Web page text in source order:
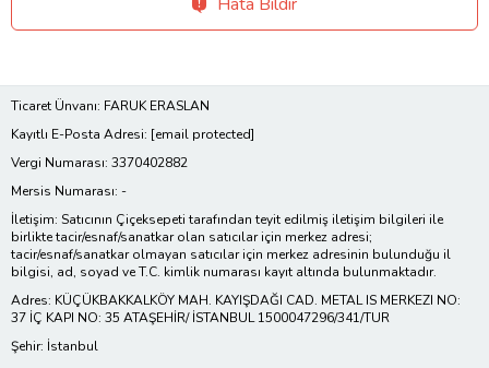
Ticaret Ünvanı: FARUK ERASLAN
Kayıtlı E-Posta Adresi: [email protected]
Vergi Numarası: 3370402882
Mersis Numarası: -
İletişim: Satıcının Çiçeksepeti tarafından teyit edilmiş iletişim bilgileri ile
birlikte tacir/esnaf/sanatkar olan satıcılar için merkez adresi;
tacir/esnaf/sanatkar olmayan satıcılar için merkez adresinin bulunduğu il
bilgisi, ad, soyad ve T.C. kimlik numarası kayıt altında bulunmaktadır.
Adres: KÜÇÜKBAKKALKÖY MAH. KAYIŞDAĞI CAD. METAL IS MERKEZI NO:
37 İÇ KAPI NO: 35 ATAŞEHİR/ İSTANBUL 1500047296/341/TUR
Şehir: İstanbul